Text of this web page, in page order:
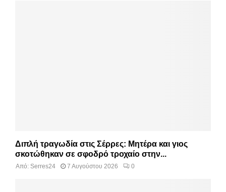
Διπλή τραγωδία στις Σέρρες: Μητέρα και γιος
σκοτώθηκαν σε σφοδρό τροχαίο στην...
Από: Serres24 7 Αυγούστου 2026 0